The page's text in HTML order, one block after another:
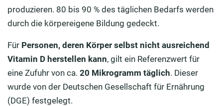
produzieren. 80 bis 90 % des täglichen Bedarfs werden
durch die körpereigene Bildung gedeckt.
Für Personen, deren Körper selbst nicht ausreichend
Vitamin D herstellen kann, gilt ein Referenzwert für
eine Zufuhr von ca. 20 Mikrogramm täglich. Dieser
wurde von der Deutschen Gesellschaft für Ernährung
(DGE) festgelegt.